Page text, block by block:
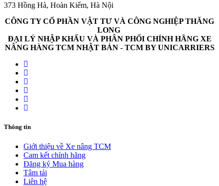
373 Hồng Hà, Hoàn Kiếm, Hà Nội
CÔNG TY CỔ PHẦN VẬT TƯ VÀ CÔNG NGHIỆP THĂNG
LONG
ĐẠI LÝ NHẬP KHẨU VÀ PHÂN PHỐI CHÍNH HÃNG XE
NÂNG HÀNG TCM NHẬT BẢN - TCM BY UNICARRIERS
Thông tin
Giới thiệu về Xe nâng TCM
Cam kết chính hãng
Đăng ký Mua hàng
Tâm tải
Liên hệ